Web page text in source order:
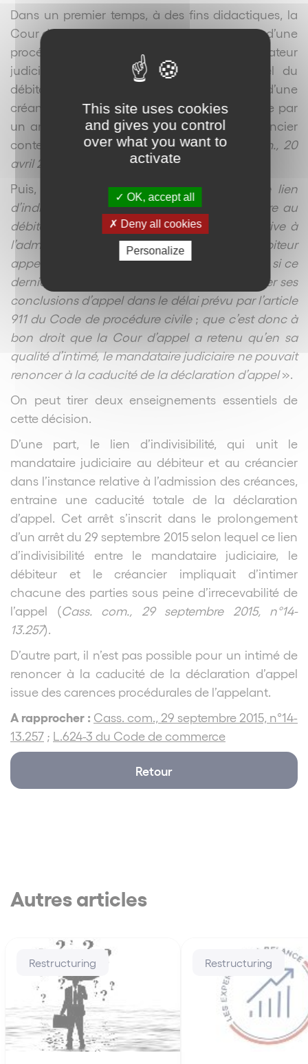
Dans un premier temps, à des fins didactiques, la
Cour de cassation précise que, dans le cadre d’une
procédure de sauvegarde, l’administrateur
judiciaire n’a pas à être intimé sur l’appel du
débiteur contre l’ordonnance d’admission d’une
créance. Elle confirme ainsi la solution rendue par
un arrêt du 20 avril 2017 à propos d’un créancier
contestant le rejet de sa créance (Cass. com., 20
avril 2017, n°15-18.182
).
Puis, elle décide en ces termes que : «
le lien
d’indivisibilité, qui unit le mandataire judiciaire au
débiteur et au créancier dans l’instance relative à
l’admission des créances, impose, au débiteur
appelant, d’intimer le mandataire judiciaire et, si ce
dernier n’a pas constitué avocat, de lui signifier ses
conclusions d’appel dans le délai prévu par l’article
911 du Code de procédure civile; que c’est donc à
bon droit que la Cour d’appel a retenu qu’en sa
qualité d’intimé, le mandataire judiciaire ne pouvait
renoncer à la caducité de la déclaration d’appel».
On peut tirer deux enseignements essentiels de
cette décision.
D’une part, le lien d’indivisibilité, qui unit le
mandataire judiciaire au débiteur et au créancier
dans l’instance relative à l’admission des créances,
entraine une caducité totale de la déclaration
d’appel. Cet arrêt s’inscrit dans le prolongement
d’un arrêt du 29 septembre 2015 selon lequel ce lien
d’indivisibilité entre le mandataire judiciaire, le
débiteur et le créancier impliquait d’intimer
chacune des parties sous peine d’irrecevabilité de
l’appel (Cass. com., 29 septembre 2015, n°14-
13.257).
D’autre part, il n’est pas possible pour un intimé de
renoncer à la caducité de la déclaration d’appel
issue des carences procédurales de l’appelant.
A rapprocher : Cass. com., 29 septembre 2015, n°14-
13.257 ; L.624-3 du Code de commerce
Retour
Autres articles
Restructuring Restructuring
This site uses cookies
and gives you control
over what you want to
activate
OK, accept all
Deny all cookies
Personalize